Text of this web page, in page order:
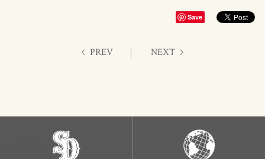
Save
PREV NEXT